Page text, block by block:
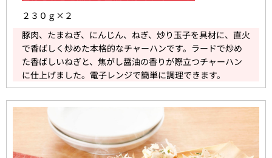
２３０ｇ×２
豚肉、たまねぎ、にんじん、ねぎ、炒り玉子を具材に、直火
で香ばしく炒めた本格的なチャーハンです。ラードで炒め
た香ばしいねぎと、焦がし醤油の香りが際立つチャーハン
に仕上げました。電子レンジで簡単に調理できます。